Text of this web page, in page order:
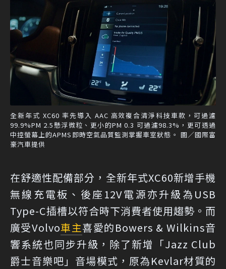
全新年式 XC60 率先導入 AAC 高效複合清淨科技車款，可過濾
99.9%PM 2.5懸浮微粒、更小的PM 0.3 可過濾98.3%，更可透過
中控螢幕上的APMS即時空氣品質監測掌握車室狀態。 圖／國際富
豪汽車提供
在舒適性配備部分，全新年式XC60新增手機
無線充電板、後座12V電源亦升級為USB
Type-C插槽以符合時下消費者使用趨勢。而
廣受Volvo車主喜愛的Bowers & Wilkins音
響系統也同步升級，除了新增「Jazz Club
爵士音樂吧」音場模式，原為Kevlar材質的